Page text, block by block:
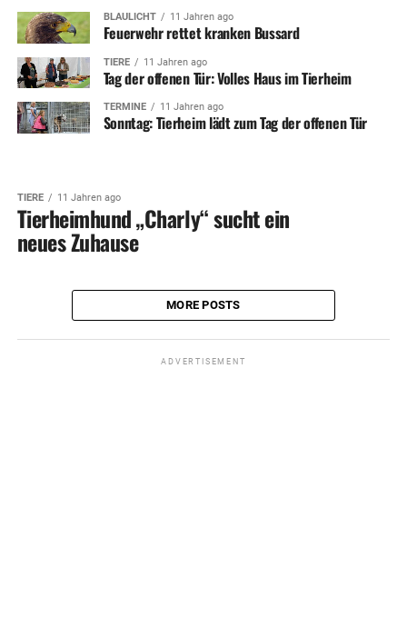
BLAULICHT 11 Jahren ago
Feuerwehr rettet kranken Bussard
TIERE 11 Jahren ago
Tag der offenen Tür: Volles Haus im Tierheim
TERMINE 11 Jahren ago
Sonntag: Tierheim lädt zum Tag der offenen Tür
TIERE 11 Jahren ago
Tierheimhund „Charly“ sucht ein
neues Zuhause
MORE POSTS
ADVERTISEMENT